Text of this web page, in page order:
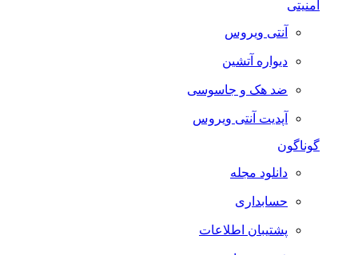
امنیتی
آنتی ویروس
دیواره آتشین
ضد هک و جاسوسی
آپدیت آنتی ویروس
گوناگون
دانلود مجله
حسابداری
پشتیبان اطلاعات